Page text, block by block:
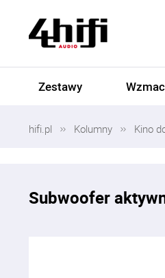
Zestawy
hifi.pl Kolumny Kino
Subwoofer